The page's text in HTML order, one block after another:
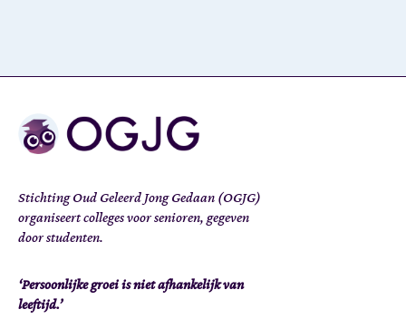
Stichting Oud Geleerd Jong Gedaan (OGJG)
organiseert colleges voor senioren, gegeven
door studenten.
‘Persoonlijke groei is niet afhankelijk van
leeftijd.’